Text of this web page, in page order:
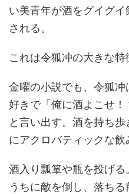
い美青年が酒をグイグ
される。
これは令狐冲の大きな特
金曜の小説でも、令狐
好きで「俺に酒よこせ
と言い出す。酒を持ち
にアクロバティックな飲
酒入り瓢箪や瓶を投げ
うちに敵を倒し、落ちる